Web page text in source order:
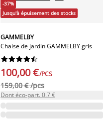
-37%
Jusqu'à épuisement des stocks
GAMMELBY
Chaise de jardin GAMMELBY gris






100,00 €/PCS
159,00 € /pcs
Dont éco-part. 0.7 €